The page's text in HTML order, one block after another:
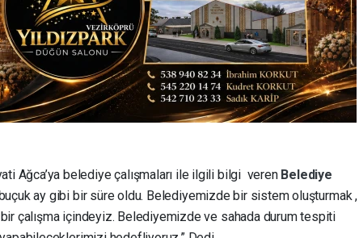
Ağca’ya belediye çalışmaları ile ilgili bilgi veren Belediye
ay gibi bir süre oldu. Belediyemizde bir sistem oluşturmak ,
çalışma içindeyiz. Belediyemizde ve sahada durum tespiti